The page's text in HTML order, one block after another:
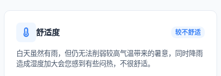
舒适度 较不舒适
白天虽然有雨，但仍无法削弱较高气温带来的暑意，同时降雨
造成湿度加大会您感到有些闷热，不很舒适。